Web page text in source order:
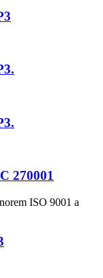
270001
ISO 9001 a